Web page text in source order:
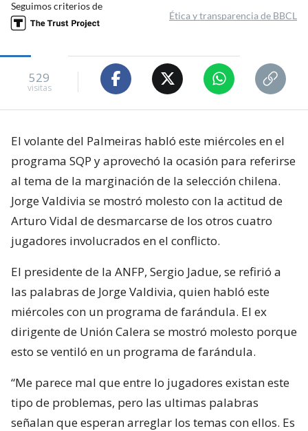
Seguimos criterios de
Ética y transparencia de BBCL
529
visitas
El volante del Palmeiras habló este miércoles en el
programa SQP y aprovechó la ocasión para referirse
al tema de la marginación de la selección chilena.
Jorge Valdivia se mostró molesto con la actitud de
Arturo Vidal de desmarcarse de los otros cuatro
jugadores involucrados en el conflicto.
El presidente de la ANFP, Sergio Jadue, se refirió a
las palabras de Jorge Valdivia, quien habló este
miércoles con un programa de farándula. El ex
dirigente de Unión Calera se mostró molesto porque
esto se ventiló en un programa de farándula.
“Me parece mal que entre lo jugadores existan este
tipo de problemas, pero las ultimas palabras
señalan que esperan arreglar los temas con ellos. Es